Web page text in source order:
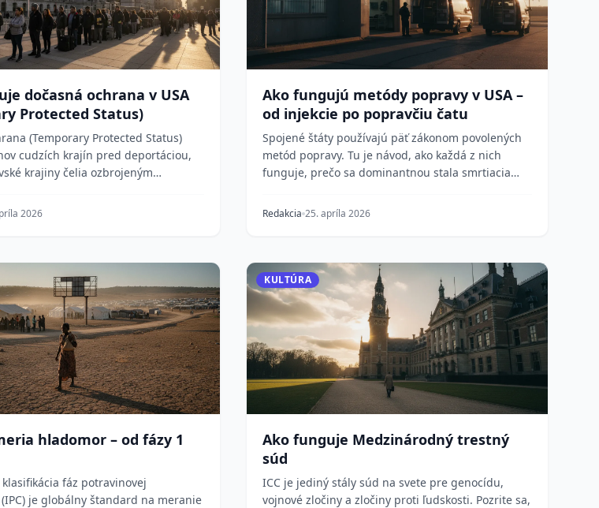
dočasná ochrana v USA
Protected Status)
(Temporary Protected Status)
cudzích krajín pred deportáciou,
krajiny čelia ozbrojeným
2026
Ako fungujú metódy popravy v USA –
od injekcie po popravčiu čatu
Spojené štáty používajú päť zákonom povolených
metód popravy. Tu je návod, ako každá z nich
funguje, prečo sa dominantnou stala smrtiacia
Redakcia 25. apríla 2026
hladomor – od fázy 1
fáz potravinovej
je globálny štandard na meranie
KULTÚRA
Ako funguje Medzinárodný trestný
súd
ICC je jediný stály súd na svete pre genocídu,
vojnové zločiny a zločiny proti ľudskosti. Pozrite sa,